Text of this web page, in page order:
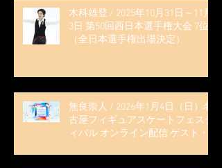
木科雄登 / 2025年10月31日～11月
3日 第50回西日本選手権大会 7位
（全日本選手権出場決定）
無良崇人 / 2026年1月4日（日）名
古屋フィギュアスケートフェステ
ィバル オンライン配信 ゲスト・